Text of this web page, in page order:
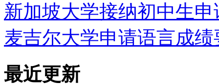
新加坡大学接纳初中生申
麦吉尔大学申请语言成绩
最近更新